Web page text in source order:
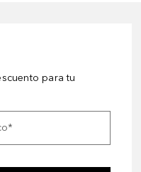
para tu
*